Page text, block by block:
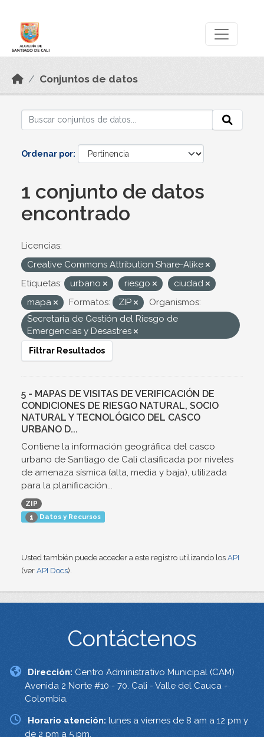
Conjuntos de datos
Ordenar por
1 conjunto de datos
encontrado
Licencias:
Creative Commons Attribution Share-Alike
Etiquetas:
urbano riesgo
ciudad
mapa
Formatos: ZIP
Organismos:
Secretaría de Gestión del Riesgo de
Emergencias y Desastres
Filtrar Resultados
5 - MAPAS DE VISITAS DE VERIFICACIÓN DE
CONDICIONES DE RIESGO NATURAL, SOCIO
NATURAL Y TECNOLÓGICO DEL CASCO
URBANO D...
Contiene la información geográfica del casco
urbano de Santiago de Cali clasificada por niveles
de amenaza sísmica (alta, media y baja), utilizada
para la planificación...
ZIP
1 Datos y Recursos
Usted también puede acceder a este registro utilizando los API
(ver API Docs).
Contáctenos
Dirección: Centro Administrativo Municipal (CAM)
Avenida 2 Norte #10 - 70. Cali - Valle del Cauca -
Colombia.
Horario atención: lunes a viernes de 8 am a 12 pm y
de 2 pm a 5 pm.